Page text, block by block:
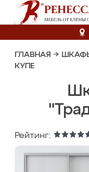
ГЛАВНАЯ →
КУПЕ
Рейтинг: